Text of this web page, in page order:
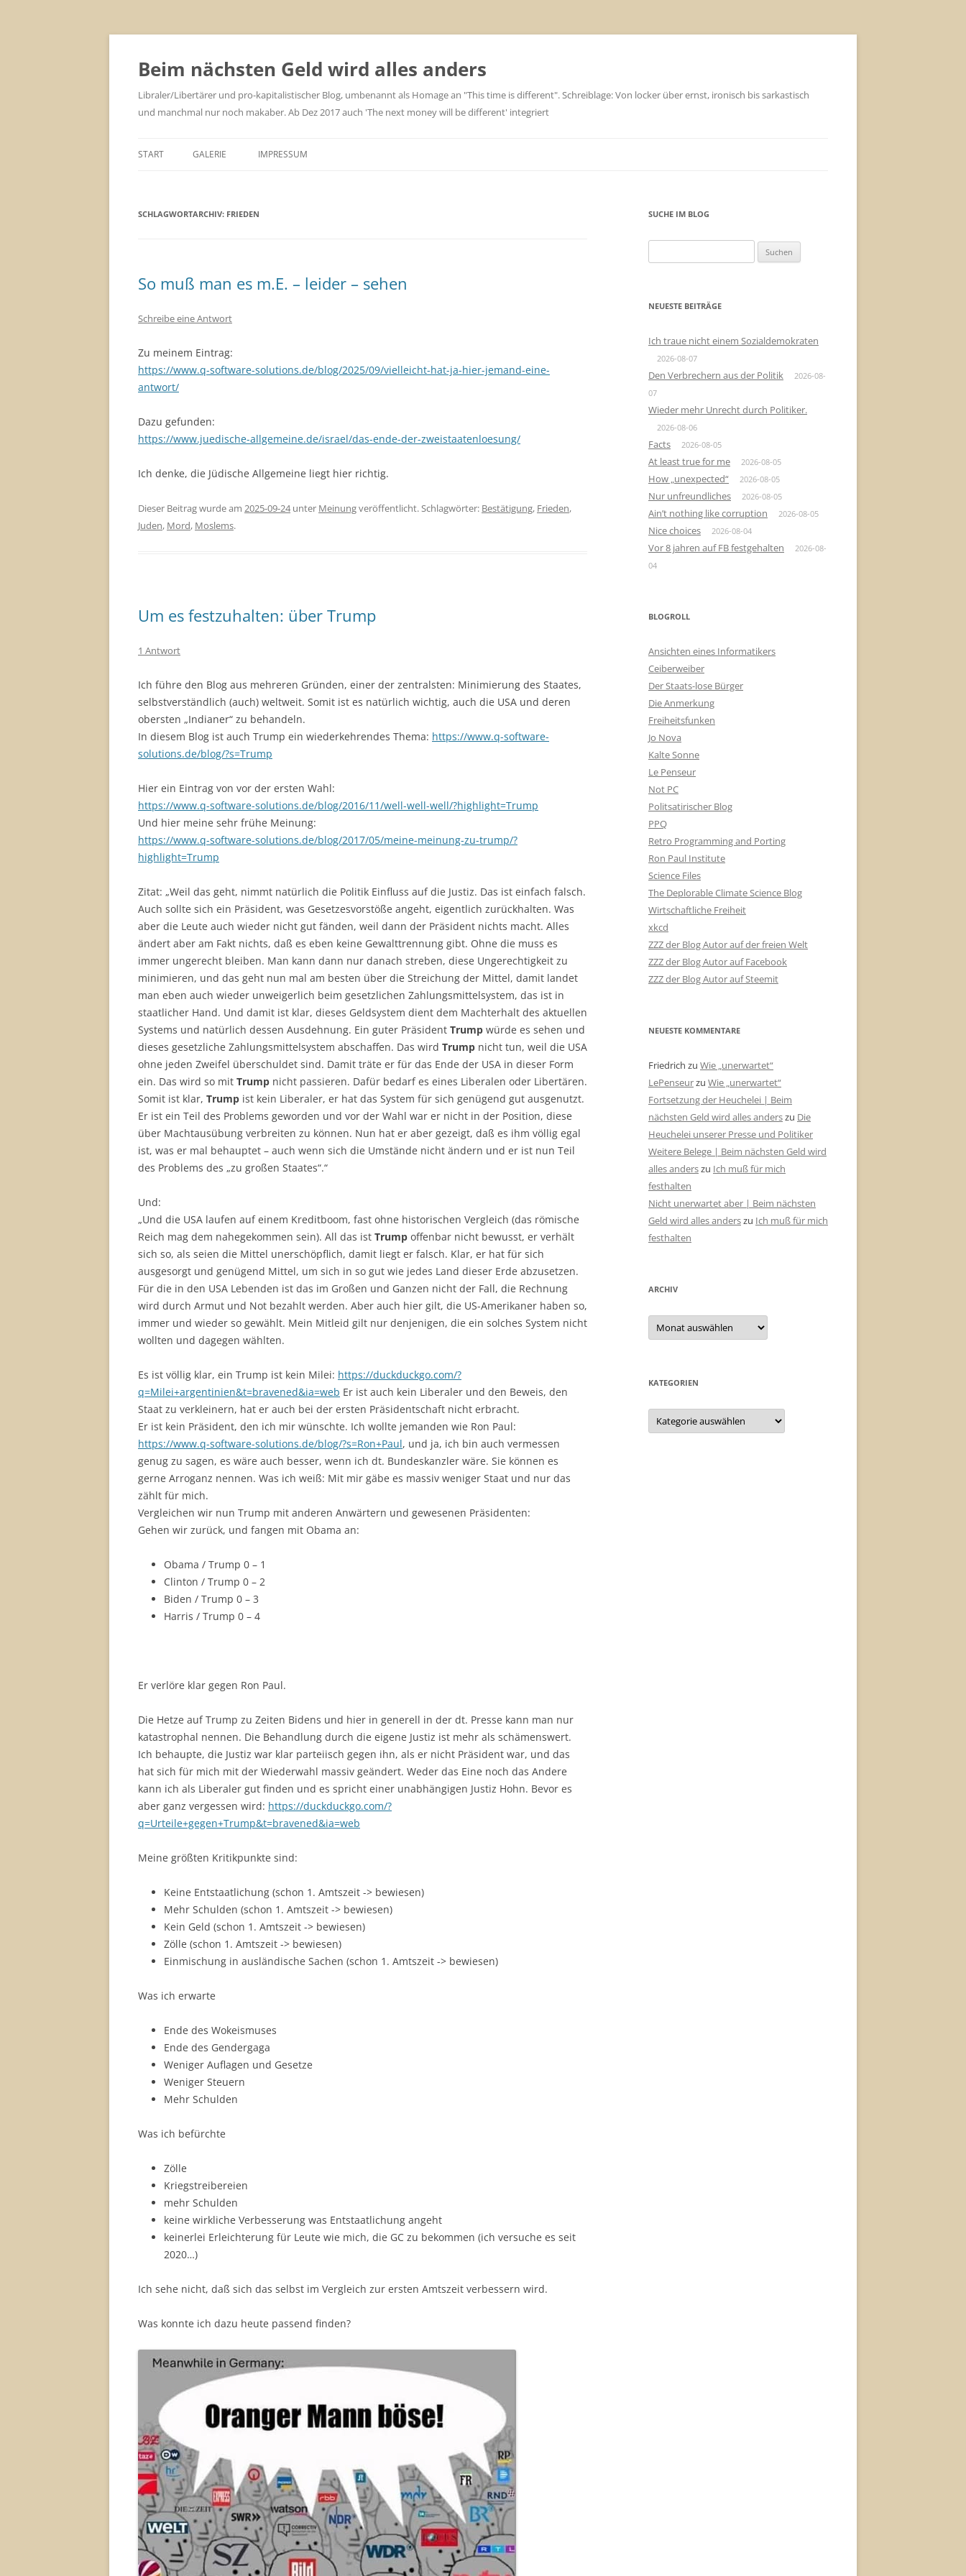
Zum
springen
Beim nächsten Geld wird alles anders
Libraler/Libertärer und pro-kapitalistischer Blog, umbenannt als Homage an "This time is different". Schreiblage: Von locker über ernst, ironisch bis sarkastisch
und manchmal nur noch makaber. Ab Dez 2017 auch 'The next money will be different' integriert
START GALERIE IMPRESSUM
SCHLAGWORTARCHIV: FRIEDEN
So muß man es m.E. – leider – sehen
Schreibe eine Antwort
Zu meinem Eintrag:
https://www.q-software-solutions.de/blog/2025/09/vielleicht-hat-ja-hier-jemand-eine-
antwort/
Dazu gefunden:
https://www.juedische-allgemeine.de/israel/das-ende-der-zweistaatenloesung/
Ich denke, die Jüdische Allgemeine liegt hier richtig.
Dieser Beitrag wurde am 2025-09-24unter Meinungveröffentlicht. Schlagwörter: Bestätigung, Frieden,
Juden, Mord, Moslems.
Um es festzuhalten: über Trump
1 Antwort
Ich führe den Blog aus mehreren Gründen, einer der zentralsten: Minimierung des Staates,
selbstverständlich (auch) weltweit. Somit ist es natürlich wichtig, auch die USA und deren
obersten „Indianer“ zu behandeln.
In diesem Blog ist auch Trump ein wiederkehrendes Thema: https://www.q-software-
solutions.de/blog/?s=Trump
Hier ein Eintrag von vor der ersten Wahl:
https://www.q-software-solutions.de/blog/2016/11/well-well-well/?highlight=Trump
Und hier meine sehr frühe Meinung:
https://www.q-software-solutions.de/blog/2017/05/meine-meinung-zu-trump/?
highlight=Trump
Zitat: „Weil das geht, nimmt natürlich die Politik Einfluss auf die Justiz. Das ist einfach falsch.
Auch sollte sich ein Präsident, was Gesetzesvorstöße angeht, eigentlich zurückhalten. Was
aber die Leute auch wieder nicht gut fänden, weil dann der Präsident nichts macht. Alles
ändert aber am Fakt nichts, daß es eben keine Gewalttrennung gibt. Ohne die muss es
immer ungerecht bleiben. Man kann dann nur danach streben, diese Ungerechtigkeit zu
minimieren, und das geht nun mal am besten über die Streichung der Mittel, damit landet
man eben auch wieder unweigerlich beim gesetzlichen Zahlungsmittelsystem, das ist in
staatlicher Hand. Und damit ist klar, dieses Geldsystem dient dem Machterhalt des aktuellen
Systems und natürlich dessen Ausdehnung. Ein guter Präsident Trump würde es sehen und
dieses gesetzliche Zahlungsmittelsystem abschaffen. Das wird Trump nicht tun, weil die USA
ohne jeden Zweifel überschuldet sind. Damit träte er für das Ende der USA in dieser Form
ein. Das wird so mit Trump nicht passieren. Dafür bedarf es eines Liberalen oder Libertären.
Somit ist klar, Trump ist kein Liberaler, er hat das System für sich genügend gut ausgenutzt.
Er ist ein Teil des Problems geworden und vor der Wahl war er nicht in der Position, diese
über Machtausübung verbreiten zu können. Nun hat er aber gezeigt, daß es ihm völlig egal
ist, was er mal behauptet – auch wenn sich die Umstände nicht ändern und er ist nun Teil
des Problems des „zu großen Staates“.“
Und:
„Und die USA laufen auf einem Kreditboom, fast ohne historischen Vergleich (das römische
Reich mag dem nahegekommen sein). All das ist Trump offenbar nicht bewusst, er verhält
sich so, als seien die Mittel unerschöpflich, damit liegt er falsch. Klar, er hat für sich
ausgesorgt und genügend Mittel, um sich in so gut wie jedes Land dieser Erde abzusetzen.
Für die in den USA Lebenden ist das im Großen und Ganzen nicht der Fall, die Rechnung
wird durch Armut und Not bezahlt werden. Aber auch hier gilt, die US-Amerikaner haben so,
immer und wieder so gewählt. Mein Mitleid gilt nur denjenigen, die ein solches System nicht
wollten und dagegen wählten.
Es ist völlig klar, ein Trump ist kein Milei: https://duckduckgo.com/?
q=Milei+argentinien&t=bravened&ia=web Er ist auch kein Liberaler und den Beweis, den
Staat zu verkleinern, hat er auch bei der ersten Präsidentschaft nicht erbracht.
Er ist kein Präsident, den ich mir wünschte. Ich wollte jemanden wie Ron Paul:
https://www.q-software-solutions.de/blog/?s=Ron+Paul, und ja, ich bin auch vermessen
genug zu sagen, es wäre auch besser, wenn ich dt. Bundeskanzler wäre. Sie können es
gerne Arroganz nennen. Was ich weiß: Mit mir gäbe es massiv weniger Staat und nur das
zählt für mich.
Vergleichen wir nun Trump mit anderen Anwärtern und gewesenen Präsidenten:
Gehen wir zurück, und fangen mit Obama an:
Obama / Trump 0 – 1
Clinton / Trump 0 – 2
Biden / Trump 0 – 3
Harris / Trump 0 – 4
Er verlöre klar gegen Ron Paul.
Die Hetze auf Trump zu Zeiten Bidens und hier in generell in der dt. Presse kann man nur
katastrophal nennen. Die Behandlung durch die eigene Justiz ist mehr als schämenswert.
Ich behaupte, die Justiz war klar parteiisch gegen ihn, als er nicht Präsident war, und das
hat sich für mich mit der Wiederwahl massiv geändert. Weder das Eine noch das Andere
kann ich als Liberaler gut finden und es spricht einer unabhängigen Justiz Hohn. Bevor es
aber ganz vergessen wird: https://duckduckgo.com/?
q=Urteile+gegen+Trump&t=bravened&ia=web
Meine größten Kritikpunkte sind:
Keine Entstaatlichung (schon 1. Amtszeit -> bewiesen)
Mehr Schulden (schon 1. Amtszeit -> bewiesen)
Kein Geld (schon 1. Amtszeit -> bewiesen)
Zölle (schon 1. Amtszeit -> bewiesen)
Einmischung in ausländische Sachen (schon 1. Amtszeit -> bewiesen)
Was ich erwarte
Ende des Wokeismuses
Ende des Gendergaga
Weniger Auflagen und Gesetze
Weniger Steuern
Mehr Schulden
Was ich befürchte
Zölle
Kriegstreibereien
mehr Schulden
keine wirkliche Verbesserung was Entstaatlichung angeht
keinerlei Erleichterung für Leute wie mich, die GC zu bekommen (ich versuche es seit
2020…)
Ich sehe nicht, daß sich das selbst im Vergleich zur ersten Amtszeit verbessern wird.
Was konnte ich dazu heute passend finden?
SUCHE IM BLOG
nach:
NEUESTE BEITRÄGE
Ich traue nicht einem Sozialdemokraten
2026-08-07
Den Verbrechern aus der Politik
2026-08-
07
Wieder mehr Unrecht durch Politiker.
2026-08-06
Facts 2026-08-05
At least true for me 2026-08-05
How „unexpected“ 2026-08-05
Nur unfreundliches 2026-08-05
Ain’t nothing like corruption 2026-08-05
Nice choices 2026-08-04
Vor 8 jahren auf FB festgehalten
2026-08-
04
BLOGROLL
Ansichten eines Informatikers
Ceiberweiber
Der Staats-lose Bürger
Die Anmerkung
Freiheitsfunken
Jo Nova
Kalte Sonne
Le Penseur
Not PC
Politsatirischer Blog
PPQ
Retro Programming and Porting
Ron Paul Institute
Science Files
The Deplorable Climate Science Blog
Wirtschaftliche Freiheit
xkcd
ZZZ der Blog Autor auf der freien Welt
ZZZ der Blog Autor auf Facebook
ZZZ der Blog Autor auf Steemit
NEUESTE KOMMENTARE
Friedrich zu Wie „unerwartet“
LePenseurzu Wie „unerwartet“
Fortsetzung der Heuchelei | Beim
nächsten Geld wird alles anderszu Die
Heuchelei unserer Presse und Politiker
Weitere Belege | Beim nächsten Geld wird
alles anderszu Ich muß für mich
festhalten
Nicht unerwartet aber | Beim nächsten
Geld wird alles anderszu Ich muß für mich
festhalten
ARCHIV
Archiv
KATEGORIEN
Kategorien